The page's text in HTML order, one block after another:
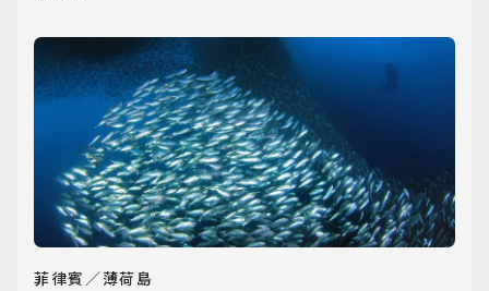
菲律賓／薄荷島